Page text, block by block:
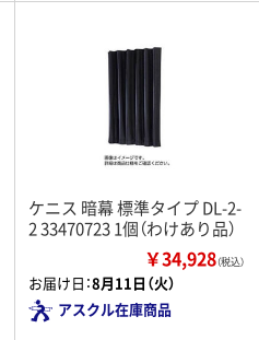
ケニス 暗幕 標準タイプ DL-2-
2 33470723 1個（わけあり品）
￥34,928（税込）
お届け日：8月11日（火）
アスクル在庫商品